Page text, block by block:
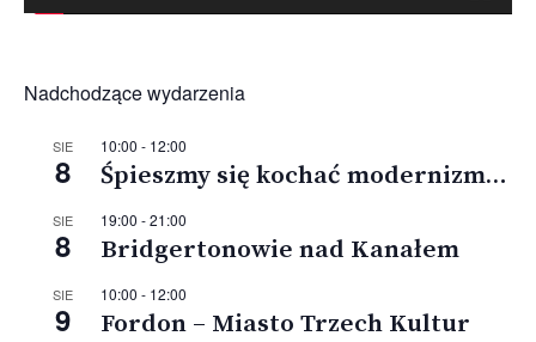
Nadchodzące wydarzenia
SIE
8
10:00 - 12:00
Śpieszmy się kochać modernizm…
SIE
8
19:00 -21:00
Bridgertonowie nad Kanałem
SIE
9
10:00 - 12:00
Fordon – Miasto Trzech Kultur